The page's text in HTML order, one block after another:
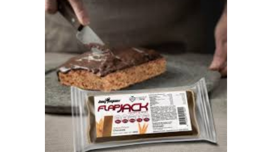
AÑADIR AL CARRITO